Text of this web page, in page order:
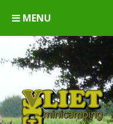
MENU